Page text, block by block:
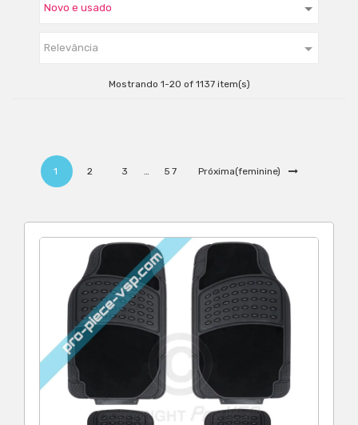
Relevância 
Mostrando 1-20 of 1137 item(s)
1 2 3 57 Próxima(feminine)